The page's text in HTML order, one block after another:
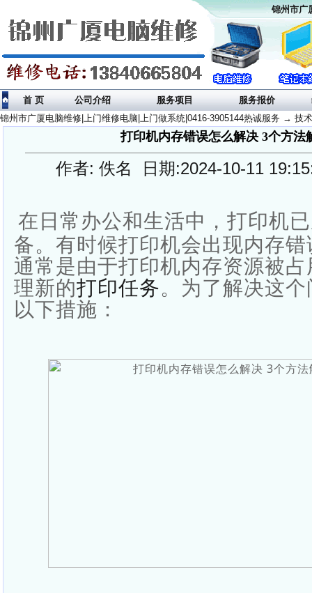
锦州市广
首 页 公司介绍 服务项目 服务报价
锦州市广厦电脑维修|上门维修电脑|上门做系统|0416-3905144热诚服务 → 技
打印机内存错误怎么解决 3个方法
作者: 佚名 日期:2024-10-11
在日常办公和生活中，打印机
备。有时候打印机会出现内存
通常是由于打印机内存资源被
理新的打印任务。为了解决这
以下措施：